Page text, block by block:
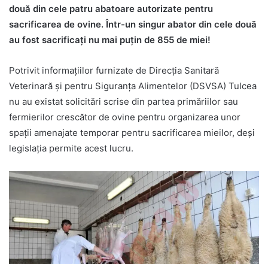
două din cele patru abatoare autorizate pentru
sacrificarea de ovine. Într-un singur abator din cele două
au fost sacrificați nu mai puțin de 855 de miei!
Potrivit informațiilor furnizate de Direcția Sanitară
Veterinară și pentru Siguranța Alimentelor (DSVSA) Tulcea
nu au existat solicitări scrise din partea primăriilor sau
fermierilor crescător de ovine pentru organizarea unor
spații amenajate temporar pentru sacrificarea mieilor, deși
legislația permite acest lucru.